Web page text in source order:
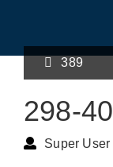
389
298-40
Super User